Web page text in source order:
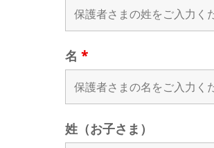
名 *
姓（お子さま）